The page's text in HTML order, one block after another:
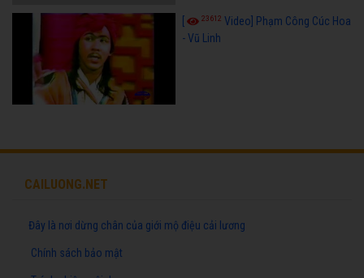
23612 Video] Phạm Công Cúc Hoa
- Vũ Linh
CAILUONG.NET
Đây là nơi dừng chân của giới mộ điệu cải lương
Chính sách bảo mật